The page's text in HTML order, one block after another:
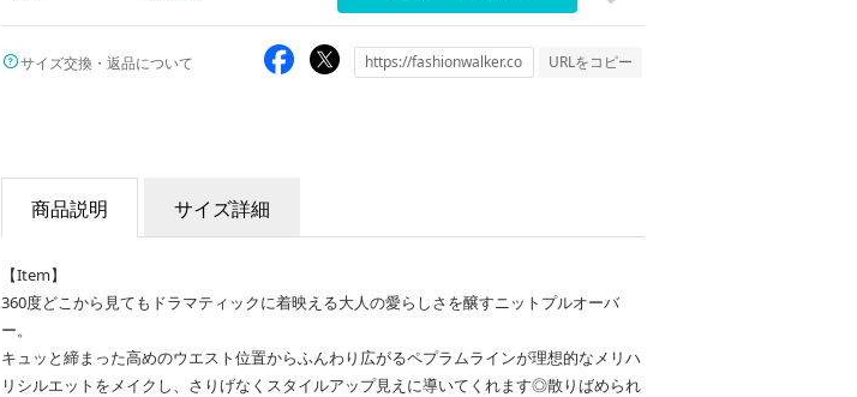
サイズ交換・返品について URLをコピー
商品説明 サイズ詳細
【Item】
360度どこから見てもドラマティックに着映える大人の愛らしさを醸すニットプルオーバ
ー。
キュッと締まった高めのウエスト位置からふんわり広がるペプラムラインが理想的なメリハ
リシルエットをメイクし、さりげなくスタイルアップ見えに導いてくれます◎散りばめられ